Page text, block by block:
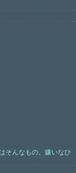
そんなもの。嫌いなひ